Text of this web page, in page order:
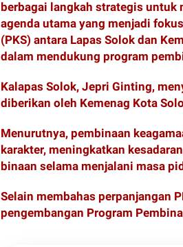
berbagai langkah strategis untuk
agenda utama yang menjadi
(PKS) antara Lapas Solok dan
dalam mendukung program
Kalapas Solok, Jepri Ginting,
diberikan oleh Kemenag Kota
Menurutnya, pembinaan
karakter, meningkatkan
binaan selama menjalani masa
Selain membahas perpanjangan
pengembangan Program